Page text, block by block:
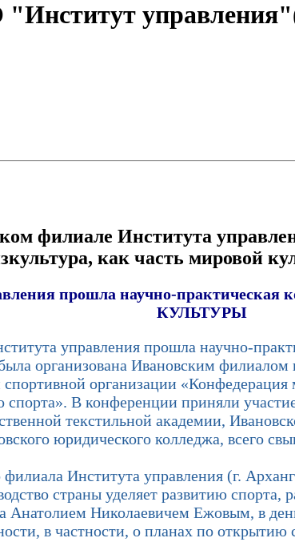
филиале Института
как часть мировой
прошла научно-практическая
КУЛЬТУРЫ
управления прошла научно-
организована Ивановским
организации
В конференции приняли
текстильной академии,
юридического колледжа, всего
Института управления (г.
страны уделяет развитию спорта,
Анатолием Николаевичем Ежовым, в
в частности, о планах по